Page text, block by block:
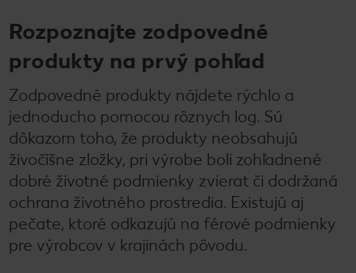
Rozpoznajte zodpovedné
produkty na prvý pohľad
Zodpovedné produkty nájdete rýchlo a
jednoducho pomocou rôznych log. Sú
dôkazom toho, že produkty neobsahujú
živočíšne zložky, pri výrobe boli zohľadnené
dobré životné podmienky zvierat či dodržaná
ochrana životného prostredia. Existujú aj
pečate, ktoré odkazujú na férové podmienky
pre výrobcov v krajinách pôvodu.